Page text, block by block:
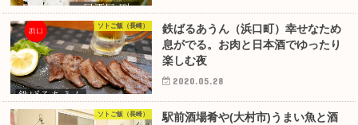
ソトご飯（長崎）
鉄ばるあうん（浜口町）幸せなため
息がでる。お肉と日本酒でゆったり
楽しむ夜
2020.05.28
ソトご飯（長崎）
駅前酒場肴や(大村市)うまい魚と酒